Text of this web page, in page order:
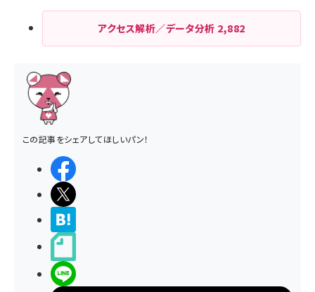
アクセス解析／データ分析 2,882
この記事をシェアしてほしいパン！